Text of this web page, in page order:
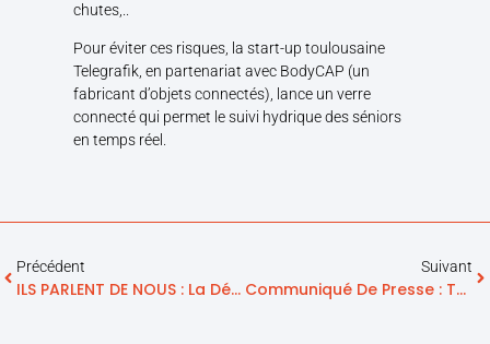
chutes,..
Pour éviter ces risques, la start-up toulousaine
Telegrafik, en partenariat avec BodyCAP (un
fabricant d’objets connectés), lance un verre
connecté qui permet le suivi hydrique des séniors
en temps réel.
Précédent
ILS PARLENT DE NOUS : La Dépêche – « Haute-Garonne : Un Verre Connecté Pour Éviter La Déshydratation Des Seniors »
Suivant
Communiqué De Presse : Telegrafik Partenaire Technologique Pour La Mise En Place Des Centres De Ressources Territoriaux (CRT)